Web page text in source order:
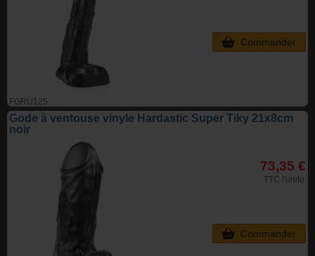
FGRU125
Commander
Gode à ventouse vinyle Hardastic Super Tiky 21x8cm
noir
73,35 €
TTC l'unite
Commander